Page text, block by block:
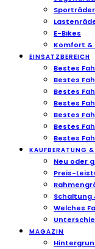
Sporträder
E-Bikes
Komfort &
EINSATZBEREICH
Bestes
Bestes
Bestes
Bestes
Bestes
Bestes
Bestes
KAUFBERATUNG
Neu oder
Preis-
Schaltung
Welches
MAGAZIN